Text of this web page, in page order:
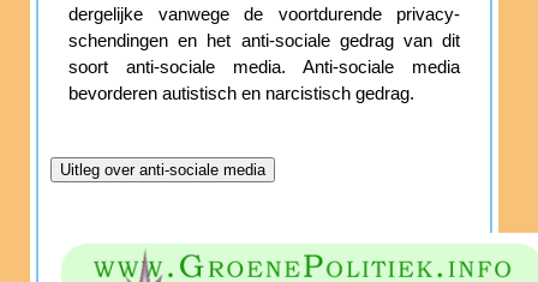
dergelijke vanwege de voortdurende privacy-
schendingen en het anti-sociale gedrag van dit
soort anti-sociale media. Anti-sociale media
bevorderen autistisch en narcistisch gedrag.